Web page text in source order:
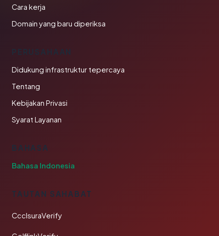
Cara kerja
Domain yang baru diperiksa
PERUSAHAAN
Didukung infrastruktur tepercaya
Tentang
Kebijakan Privasi
Syarat Layanan
BAHASA
Bahasa Indonesia
TAUTAN SAHABAT
CcclsuraVerify